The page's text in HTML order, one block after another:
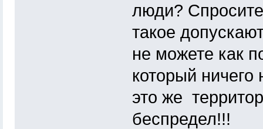
люди?
такое
не можете как
который
это же
беспредел!!!